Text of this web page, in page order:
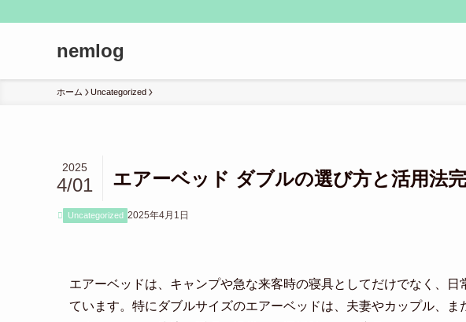
nemlog
ホーム Uncategorized
エアーベッド ダブルの選び方と活用法
2025
4/01
Uncategorized 2025年4月1日
エアーベッドは、キャンプや急な来客時の寝具としてだけでなく、
ています。特にダブルサイズのエアーベッドは、夫妻やカップル、